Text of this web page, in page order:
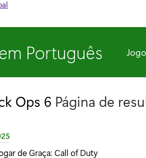
Português
Ops 6 Página de
de Graça: Call of Duty